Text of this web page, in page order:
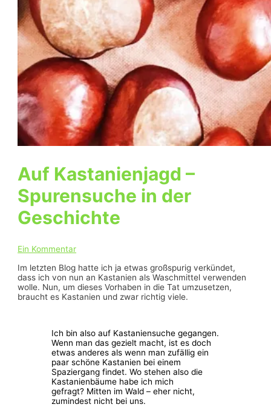
Auf Kastanienjagd –
Spurensuche in der
Geschichte
Ein Kommentar
Im letzten Blog hatte ich ja etwas großspurig verkündet,
dass ich von nun an Kastanien als Waschmittel verwenden
wolle. Nun, um dieses Vorhaben in die Tat umzusetzen,
braucht es Kastanien und zwar richtig viele.
Ich bin also auf Kastaniensuche gegangen.
Wenn man das gezielt macht, ist es doch
etwas anderes als wenn man zufällig ein
paar schöne Kastanien bei einem
Spaziergang findet. Wo stehen also die
Kastanienbäume habe ich mich
gefragt? Mitten im Wald – eher nicht,
zumindest nicht bei uns.